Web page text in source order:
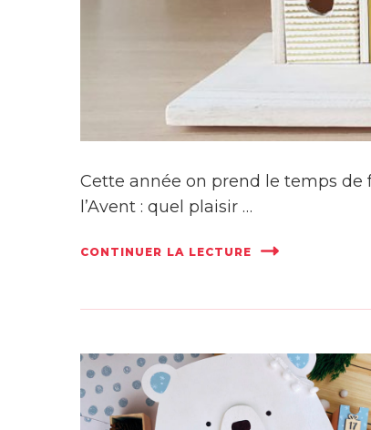
Cette année on prend le temps de
l’Avent : quel plaisir …
CONTINUER LA LECTURE